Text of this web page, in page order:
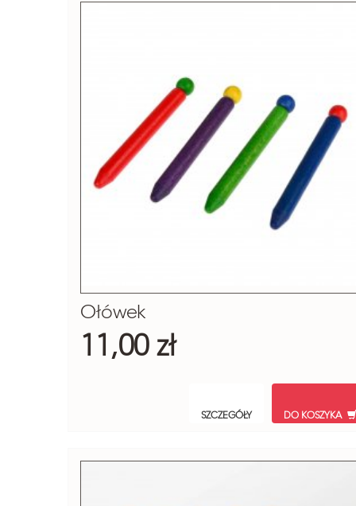
Ołówek
11,00 zł
SZCZEGÓŁY DO KOSZYKA